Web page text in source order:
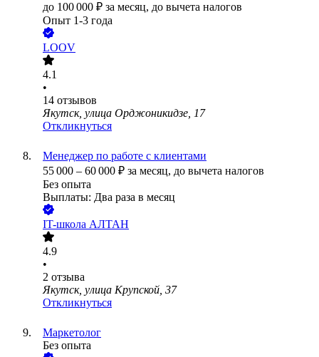
до 100 000 ₽ за месяц, до вычета налогов
Опыт 1-3 года
LOOV
4.1
•
14 отзывов
Якутск, улица Орджоникидзе, 17
Откликнуться
Менеджер по работе с клиентами
55 000 – 60 000 ₽ за месяц, до вычета налогов
Без опыта
Выплаты: Два раза в месяц
IT-школа АЛТАН
4.9
•
2 отзыва
Якутск, улица Крупской, 37
Откликнуться
Маркетолог
Без опыта